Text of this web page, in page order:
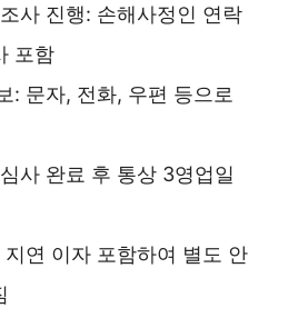
사 진행: 손해사정인 연락
포함
: 문자, 전화, 우편 등으로
사 완료 후 통상 3영업일
연 이자 포함하여 별도 안